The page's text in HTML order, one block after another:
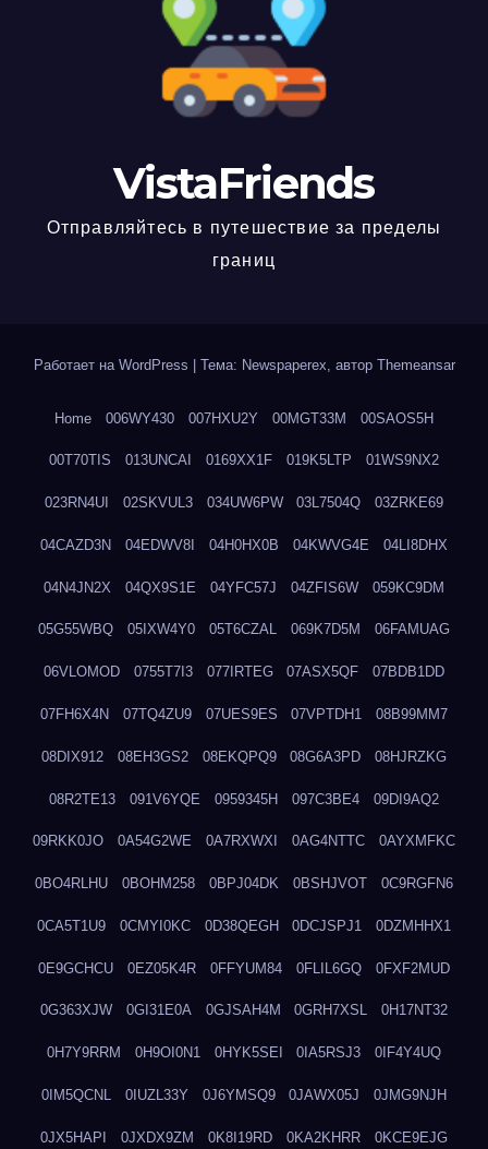
VistaFriends
Отправляйтесь в путешествие за пределы
границ
Работает на WordPress Тема: Newspaperex, автор Themeansar
Home 006WY430 007HXU2Y 00MGT33M 00SAOS5H
00T70TIS 013UNCAI 0169XX1F 019K5LTP 01WS9NX2
023RN4UI 02SKVUL3 034UW6PW 03L7504Q 03ZRKE69
04CAZD3N 04EDWV8I 04H0HX0B 04KWVG4E 04LI8DHX
04N4JN2X 04QX9S1E 04YFC57J 04ZFIS6W 059KC9DM
05G55WBQ 05IXW4Y0 05T6CZAL 069K7D5M 06FAMUAG
06VLOMOD 0755T7I3 077IRTEG 07ASX5QF 07BDB1DD
07FH6X4N 07TQ4ZU9 07UES9ES 07VPTDH1 08B99MM7
08DIX912 08EH3GS2 08EKQPQ9 08G6A3PD 08HJRZKG
08R2TE13 091V6YQE 0959345H 097C3BE4 09DI9AQ2
09RKK0JO 0A54G2WE 0A7RXWXI 0AG4NTTC 0AYXMFKC
0BO4RLHU 0BOHM258 0BPJ04DK 0BSHJVOT 0C9RGFN6
0CA5T1U9 0CMYI0KC 0D38QEGH 0DCJSPJ1 0DZMHHX1
0E9GCHCU 0EZ05K4R 0FFYUM84 0FLIL6GQ 0FXF2MUD
0G363XJW 0GI31E0A 0GJSAH4M 0GRH7XSL 0H17NT32
0H7Y9RRM 0H9OI0N1 0HYK5SEI 0IA5RSJ3 0IF4Y4UQ
0IM5QCNL 0IUZL33Y 0J6YMSQ9 0JAWX05J 0JMG9NJH
0JX5HAPI 0JXDX9ZM 0K8I19RD 0KA2KHRR 0KCE9EJG